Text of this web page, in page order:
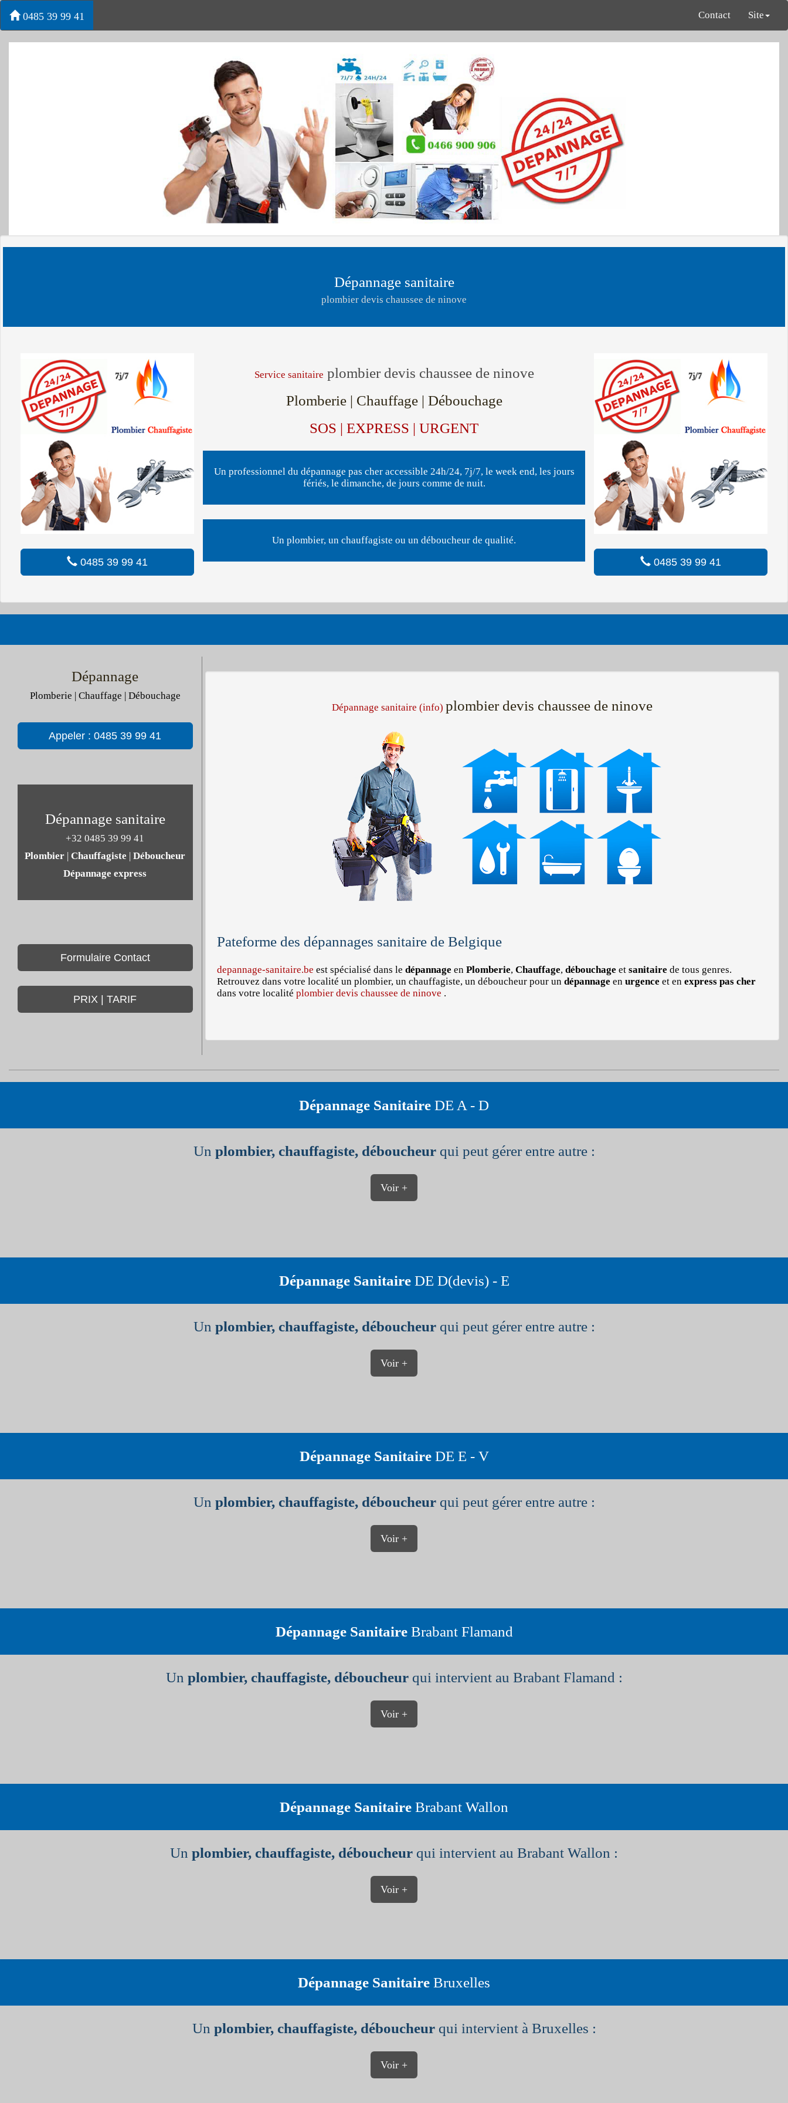
0485 39 99 41 Contact Site
Dépannage sanitaire
plombier devis chaussee de ninove
0485 39 99 41
Service sanitaire plombier devis chaussee de ninove
Plomberie | Chauffage | Débouchage
SOS | EXPRESS | URGENT
Un professionnel du dépannage pas cher accessible 24h/24, 7j/7, le week end, les jours
fériés, le dimanche, de jours comme de nuit.
Un plombier, un chauffagiste ou un déboucheur de qualité.
0485 39 99 41
Dépannage
Plomberie | Chauffage | Débouchage
Appeler : 0485 39 99 41
Dépannage sanitaire
+32 0485 39 99 41
Plombier |Chauffagiste |Déboucheur
Dépannage express
Formulaire Contact
PRIX | TARIF
Dépannage sanitaire (info) plombier devis chaussee de ninove
Pateforme des dépannages sanitaire de Belgique
depannage-sanitaire.be est spécialisé dans le dépannage en Plomberie, Chauffage, débouchage et sanitaire de tous genres.
Retrouvez dans votre localité un plombier, un chauffagiste, un déboucheur pour un dépannage en urgence et en express pas cher
dans votre localité plombier devis chaussee de ninove .
Dépannage Sanitaire DE A - D
Un plombier, chauffagiste, déboucheurqui peut gérer entre autre :
Voir +
Dépannage SanitaireDE D(devis) - E
Un plombier, chauffagiste, déboucheurqui peut gérer entre autre :
Voir +
Dépannage SanitaireDE E - V
Un plombier, chauffagiste, déboucheurqui peut gérer entre autre :
Voir +
Dépannage SanitaireBrabant Flamand
Un plombier, chauffagiste, déboucheurqui intervient au Brabant Flamand :
Voir +
Dépannage Sanitaire Brabant Wallon
Un plombier, chauffagiste, déboucheur qui intervient au Brabant Wallon :
Voir +
Dépannage Sanitaire Bruxelles
Un plombier, chauffagiste, déboucheurqui intervient à Bruxelles :
Voir +